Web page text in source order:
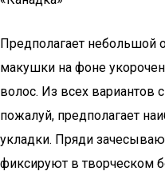
Предполагает небольшой
макушки на фоне
волос. Из всех вариантов
пожалуй, предполагает
укладки. Пряди
фиксируют в творческом